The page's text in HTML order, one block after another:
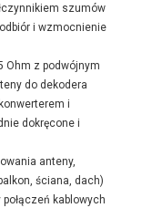
szumów
i wzmocnienie
Ohm z podwójnym
do dekodera
i
dokręcone i
anteny,
ściana, dach)
kablowych